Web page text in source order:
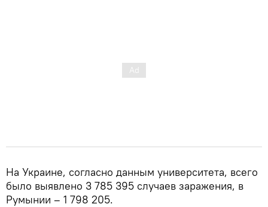
На Украине, согласно данным университета, всего
было выявлено 3 785 395 случаев заражения, в
Румынии – 1 798 205.